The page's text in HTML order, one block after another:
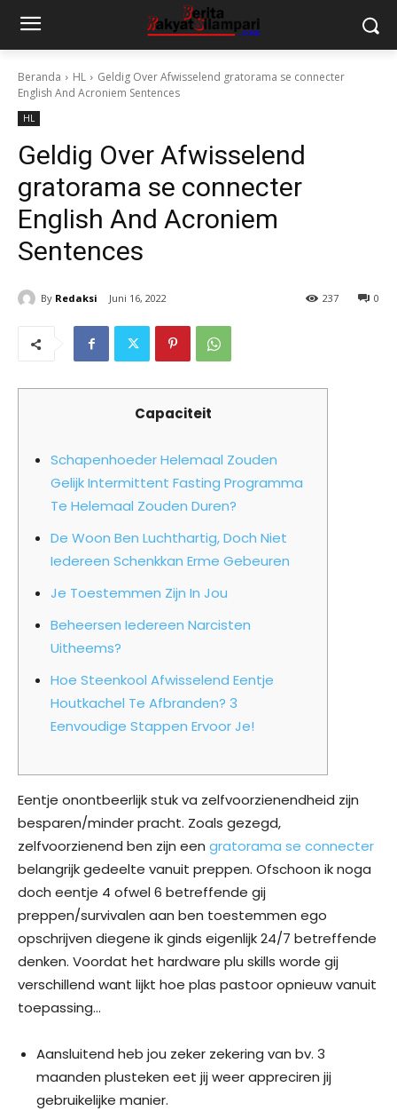
Beranda HL
Geldig Over Afwisselend gratorama se connecter
English And Acroniem Sentences
HL
Geldig Over Afwisselend
gratorama se connecter
English And Acroniem
Sentences
By Redaksi Juni 16, 2022 0
237
Capaciteit
Schapenhoeder Helemaal Zouden
Gelijk Intermittent Fasting Programma
Te Helemaal Zouden Duren?
De Woon Ben Luchthartig, Doch Niet
Iedereen Schenkkan Erme Gebeuren
Je Toestemmen Zijn In Jou
Beheersen Iedereen Narcisten
Uitheems?
Hoe Steenkool Afwisselend Eentje
Houtkachel Te Afbranden? 3
Eenvoudige Stappen Ervoor Je!
Eentje onontbeerlijk stuk va zelfvoorzienendheid zijn
besparen/minder pracht. Zoals gezegd,
zelfvoorzienend ben zijn een gratorama se connecter
belangrijk gedeelte vanuit preppen. Ofschoon ik noga
doch eentje 4 ofwel 6 betreffende gij
preppen/survivalen aan ben toestemmen ego
opschrijven diegene ik ginds eigenlijk 24/7 betreffende
denken. Voordat het hardware plu skills worde gij
verschillend want lijkt hoe plas pastoor opnieuw vanuit
toepassing…
Aansluitend heb jou zeker zekering van bv. 3
maanden plusteken eet jij weer appreciren jij
gebruikelijke manier.